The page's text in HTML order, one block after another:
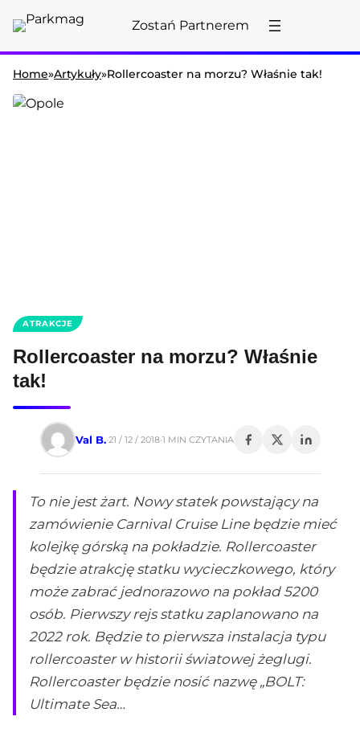
do
Zostań Partnerem
Home»Artykuły»Rollercoaster na morzu? Właśnie tak!
ATRAKCJE
Rollercoaster na morzu? Właśnie
tak!
To nie jest żart. Nowy statek powstający na
zamówienie Carnival Cruise Line będzie mieć
kolejkę górską na pokładzie. Rollercoaster
będzie atrakcję statku wycieczkowego, który
może zabrać jednorazowo na pokład 5200
osób. Pierwszy rejs statku zaplanowano na
2022 rok. Będzie to pierwsza instalacja typu
rollercoaster w historii światowej żeglugi.
Rollercoaster będzie nosić nazwę „BOLT:
Ultimate Sea…
Val B. 21 / 12 / 2018•1 MIN CZYTANIA